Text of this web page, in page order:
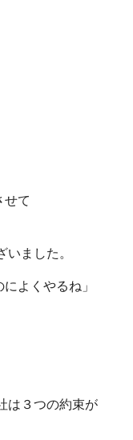
せて
ました。
よくやるね」
は３つの約束が